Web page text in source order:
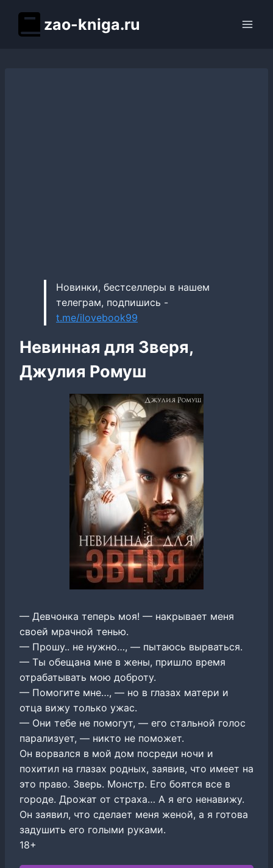
содержимому
zao-kniga.ru
Новинки, бестселлеры в нашем
телеграм, подпишись -
t.me/ilovebook99
Невинная для Зверя,
Джулия Ромуш
— Девчонка теперь моя! — накрывает меня
своей мрачной тенью.
— Прошу.. не нужно…, — пытаюсь вырваться.
— Ты обещана мне в жены, пришло время
отрабатывать мою доброту.
— Помогите мне…, — но в глазах матери и
отца вижу только ужас.
— Они тебе не помогут, — его стальной голос
парализует, — никто не поможет.
Он ворвался в мой дом посреди ночи и
похитил на глазах родных, заявив, что имеет на
это право. Зверь. Монстр. Его боятся все в
городе. Дрожат от страха… А я его ненавижу.
Он заявил, что сделает меня женой, а я готова
задушить его голыми руками.
18+